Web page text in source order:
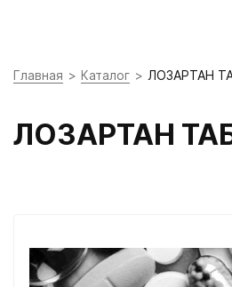
Главная Каталог ЛОЗАРТАН
ЛОЗАРТАН